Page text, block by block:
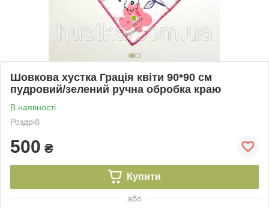
Шовкова хустка Грація квіти 90*90 см
пудровий/зелений ручна обробка краю
В наявності
Роздріб
500 ₴
Купити
або